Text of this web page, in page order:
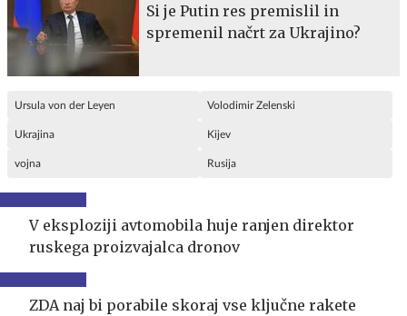
Si je Putin res premislil in
spremenil načrt za Ukrajino?
Ursula von der Leyen Volodimir Zelenski
Ukrajina Kijev
vojna Rusija
V eksploziji avtomobila huje ranjen direktor
ruskega proizvajalca dronov
ZDA naj bi porabile skoraj vse ključne rakete